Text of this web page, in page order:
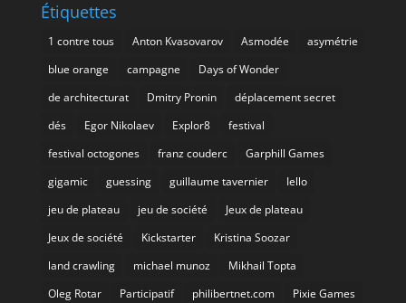
Étiquettes
1 contre tous Anton Kvasovarov Asmodée
asymétrie
blue orange
campagne
Days of Wonder
de architecturat
Dmitry Pronin
déplacement secret
dés
Egor Nikolaev Explor8
festival
festival octogones
franz couderc
Garphill Games
gigamic
guessing guillaume tavernier
Iello
jeu de plateau
jeu de société
Jeux de plateau
Jeux de société
Kickstarter
Kristina Soozar
land crawling
michael munoz
Mikhail Topta
Oleg Rotar
Participatif philibertnet.com
Pixie Games